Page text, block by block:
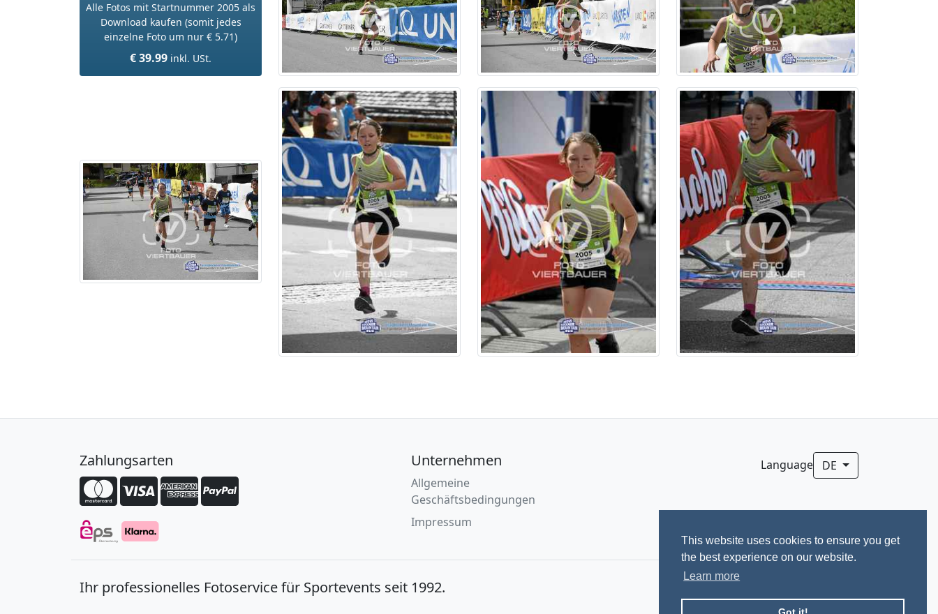
This website uses cookies to ensure you get
the best experience on our website.
Learn more
Alle Fotos mit Startnummer 2005 als
Download kaufen (somit jedes
einzelne Foto um nur € 5.71)
€ 39.99 inkl. USt.
Zahlungsarten Unternehmen
Allgemeine
Geschäftsbedingungen
Impressum
Language DE
Ihr professionelles Fotoservice für Sportevents seit 1992.